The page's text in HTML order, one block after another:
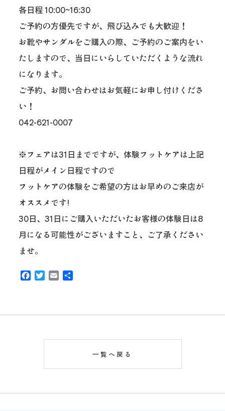
各日程 10:00~16:30
ご予約の方優先ですが、飛び込みでも大歓迎！
お靴やサンダルをご購入の際、ご予約のご案内をい
たしますので、当日にいらしていただくような流れ
になります。
ご予約、お問い合わせはお気軽にお申し付けくださ
い！
042-621-0007
※フェアは31日までですが、体験フットケアは上記
日程がメイン日程ですので
フットケアの体験をご希望の方はお早めのご来店が
オススメです!
30日、31日にご購入いただいたお客様の体験日は8
月になる可能性がございますこと、ご了承ください
ませ。
Facebook
Twitter
Email共
一覧へ戻る